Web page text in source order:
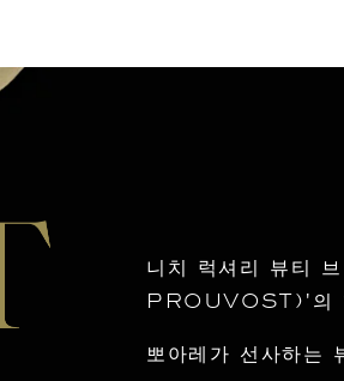
니치 럭셔리 뷰티
PROUVOST)'의
뽀아레가 선사하는